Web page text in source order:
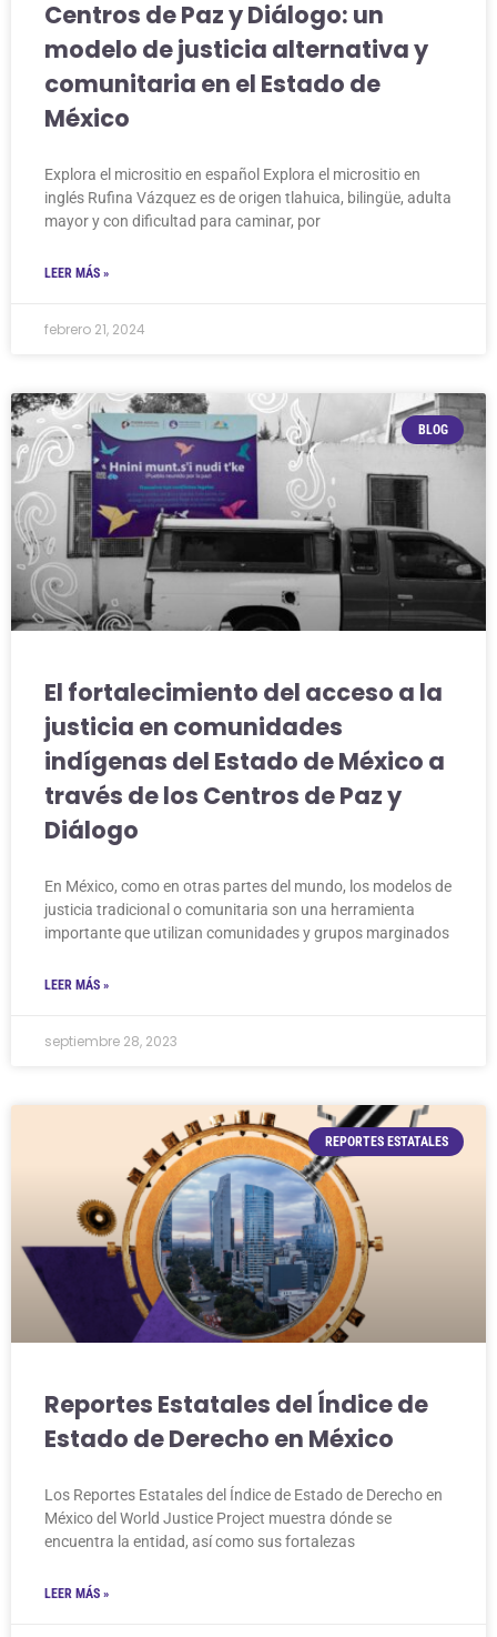
Centros de Paz y Diálogo: un
modelo de justicia alternativa y
comunitaria en el Estado de
México
Explora el micrositio en español Explora el micrositio en
inglés Rufina Vázquez es de origen tlahuica, bilingüe, adulta
mayor y con dificultad para caminar, por
LEER MÁS »
febrero 21, 2024
BLOG
El fortalecimiento del acceso a la
justicia en comunidades
indígenas del Estado de México a
través de los Centros de Paz y
Diálogo
En México, como en otras partes del mundo, los modelos de
justicia tradicional o comunitaria son una herramienta
importante que utilizan comunidades y grupos marginados
LEER MÁS »
septiembre 28, 2023
REPORTES ESTATALES
Reportes Estatales del Índice de
Estado de Derecho en México
Los Reportes Estatales del Índice de Estado de Derecho en
México del World Justice Project muestra dónde se
encuentra la entidad, así como sus fortalezas
LEER MÁS »